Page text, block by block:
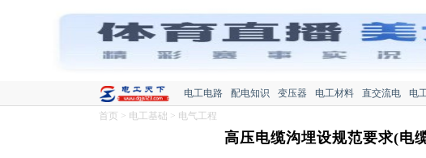
电工电路 配电知识 变压器 电工材料 直交流电 电
首页 > 电工基础 > 电气工程
高压电缆沟埋设规范要求(电